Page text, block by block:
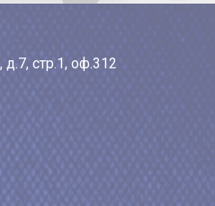
стр.1, оф.312